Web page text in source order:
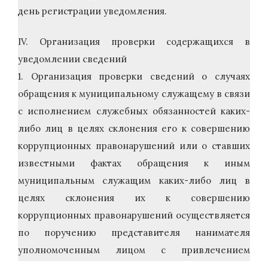
день регистрации уведомления.
IV. Организация проверки содержащихся в
уведомлении сведений
1. Организация проверки сведений о случаях
обращения к муниципальному служащему в связи
с исполнением служебных обязанностей каких-
либо лиц в целях склонения его к совершению
коррупционных правонарушений или о ставших
известными фактах обращения к иным
муниципальным служащим каких-либо лиц в
целях склонения их к совершению
коррупционных правонарушений осуществляется
по поручению представителя нанимателя
уполномоченным лицом с привлечением